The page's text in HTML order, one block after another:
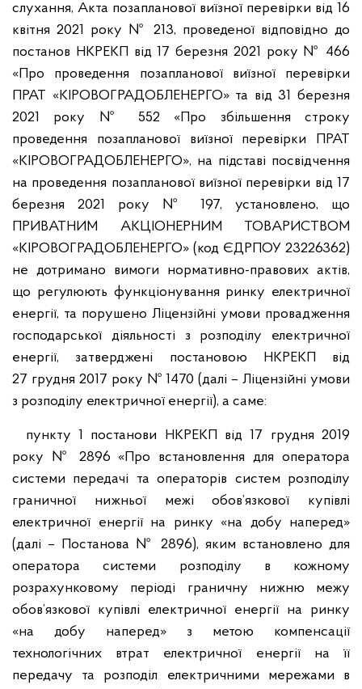
слухання, Акта позапланової виїзної перевірки від 16
квітня 2021 року № 213, проведеної відповідно до
постанов НКРЕКП від 17 березня 2021 року № 466
«Про проведення позапланової виїзної перевірки
ПРАТ «КІРОВОГРАДОБЛЕНЕРГО» та від 31 березня
2021 року № 552 «Про збільшення строку
проведення позапланової виїзної перевірки ПРАТ
«КІРОВОГРАДОБЛЕНЕРГО», на підставі посвідчення
на проведення позапланової виїзної перевірки від 17
березня 2021 року № 197, установлено, що
ПРИВАТНИМ АКЦІОНЕРНИМ ТОВАРИСТВОМ
«КІРОВОГРАДОБЛЕНЕРГО» (код ЄДРПОУ 23226362)
не дотримано вимоги нормативно-правових актів,
що регулюють функціонування ринку електричної
енергії, та порушено Ліцензійні умови провадження
господарської діяльності з розподілу електричної
енергії, затверджені постановою НКРЕКП від
27 грудня 2017 року № 1470 (далі – Ліцензійні умови
з розподілу електричної енергії), а саме:
пункту 1 постанови НКРЕКП від 17 грудня 2019
року № 2896 «Про встановлення для оператора
системи передачі та операторів систем розподілу
граничної нижньої межі обов’язкової купівлі
електричної енергії на ринку «на добу наперед»
(далі – Постанова № 2896), яким встановлено для
оператора системи розподілу в кожному
розрахунковому періоді граничну нижню межу
обов’язкової купівлі електричної енергії на ринку
«на добу наперед» з метою компенсації
технологічних втрат електричної енергії на її
передачу та розподіл електричними мережами в